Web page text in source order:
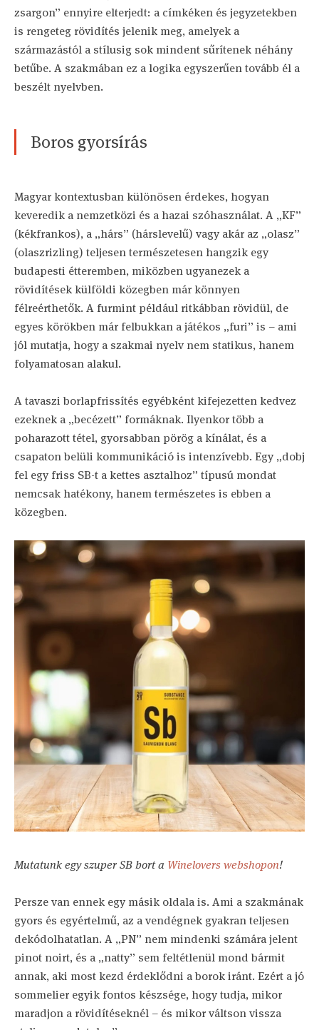
zsargon” ennyire elterjedt: a címkéken és jegyzetekben
is rengeteg rövidítés jelenik meg, amelyek a
származástól a stílusig sok mindent sűrítenek néhány
betűbe. A szakmában ez a logika egyszerűen tovább él a
beszélt nyelvben.
Boros gyorsírás
Magyar kontextusban különösen érdekes, hogyan
keveredik a nemzetközi és a hazai szóhasználat. A „KF”
(kékfrankos), a „hárs” (hárslevelű) vagy akár az „olasz”
(olaszrizling) teljesen természetesen hangzik egy
budapesti étteremben, miközben ugyanezek a
rövidítések külföldi közegben már könnyen
félreérthetők. A furmint például ritkábban rövidül, de
egyes körökben már felbukkan a játékos „furi” is – ami
jól mutatja, hogy a szakmai nyelv nem statikus, hanem
folyamatosan alakul.
A tavaszi borlapfrissítés egyébként kifejezetten kedvez
ezeknek a „becézett” formáknak. Ilyenkor több a
poharazott tétel, gyorsabban pörög a kínálat, és a
csapaton belüli kommunikáció is intenzívebb. Egy „dobj
fel egy friss SB-t a kettes asztalhoz” típusú mondat
nemcsak hatékony, hanem természetes is ebben a
közegben.
Mutatunk egy szuper SB bort a Winelovers webshopon!
Persze van ennek egy másik oldala is. Ami a szakmának
gyors és egyértelmű, az a vendégnek gyakran teljesen
dekódolhatatlan. A „PN” nem mindenki számára jelent
pinot noirt, és a „natty” sem feltétlenül mond bármit
annak, aki most kezd érdeklődni a borok iránt. Ezért a jó
sommelier egyik fontos készsége, hogy tudja, mikor
maradjon a rövidítéseknél – és mikor váltson vissza